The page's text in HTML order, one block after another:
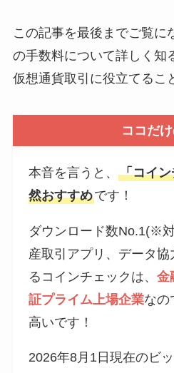
この記事を最後までご覧に
の手数料について詳しく知
仮想通貨取引に役立てるこ
ココだ
本音を言うと、「コイ
然おすすめです！
ダウンロード数No.1(※
産取引アプリ、データ
るコインチェックは、金
証プライム上場企業なの
高いです！
2026年8月1日現在のビ